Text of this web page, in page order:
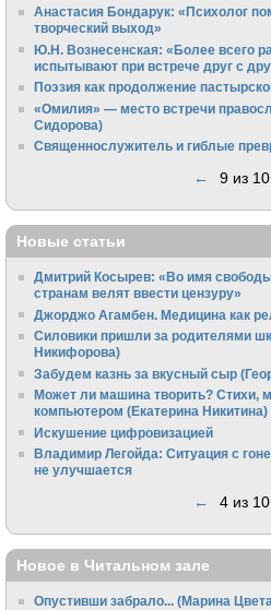
Анастасия Бондарук: «Психолог
творческий выход»
Ю.Н. Вознесенская: «Более всего
испытывают при встрече друг с
Поэзия как продолжение
«Омилия» — место встречи
Сидорова)
Священнослужитель и гиблые
← 9 из 10
Новые статьи
Дмитрий Косырев: «Во имя
странам велят ввести цензуру»
Джорджо Агамбен. Медицина как
Силовики пришли за родителями
Никифорова)
Забудем казнь за вкусный сыр
Может ли машина творить? Стихи,
компьютером (Екатерина Никитина)
Искушение цифровизацией
Владимир Легойда: Ситуация с
не улучшается
← 4 из 10
Новое в Читальном зале
Опустивши забрало... (Марина